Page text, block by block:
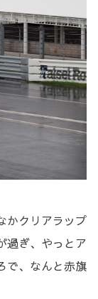
かクリアラップ
過ぎ、やっとア
で、なんと赤旗